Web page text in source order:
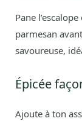
Pane
parmesan
savoureuse,
Épicée
Ajoute à ton